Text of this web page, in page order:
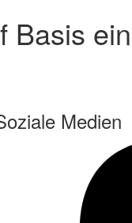
Basis
Medien